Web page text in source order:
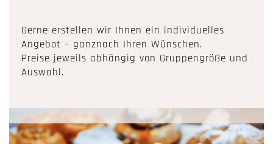
Gerne erstellen wir Ihnen ein individuelles
Angebot – ganznach Ihren Wünschen.
Preise jeweils abhängig von Gruppengröße und
Auswahl.